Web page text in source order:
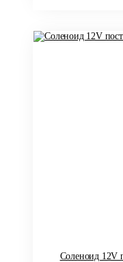
Соленоид 12V